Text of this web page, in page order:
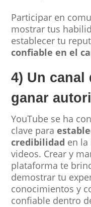
Participar en
mostrar tus
establecer tu
confiable en el
4) Un canal
ganar
YouTube se ha
clave para
credibilidad en
videos. Crear y
plataforma te
demostrar tu
conocimientos y
confiable dentro